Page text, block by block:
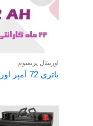
اوربیتال پریمیوم
باتری 72 آمپر اوربیتال پریمیوم